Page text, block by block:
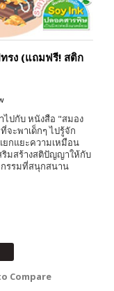
รง (แถมฟรี! สติก
ปกับ หนังสือ "สมอง
จะพาเด็กๆ ไปรู้จัก
ยกแยะความเหมือน
ริมสร้างสติปัญญาให้กับ
กรรมที่สนุกสนาน
Compare